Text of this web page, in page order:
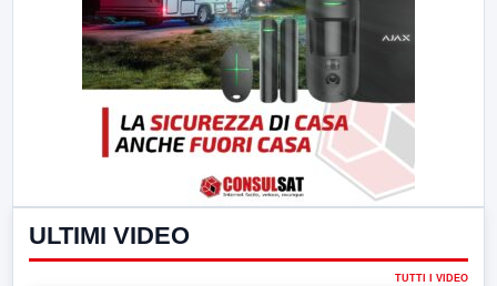
ULTIMI VIDEO
TUTTI I VIDEO